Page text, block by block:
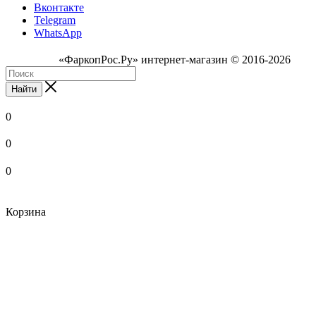
Вконтакте
Telegram
WhatsApp
«ФаркопРос.Ру» интернет-магазин © 2016-2026
Найти
0
0
0
Корзина